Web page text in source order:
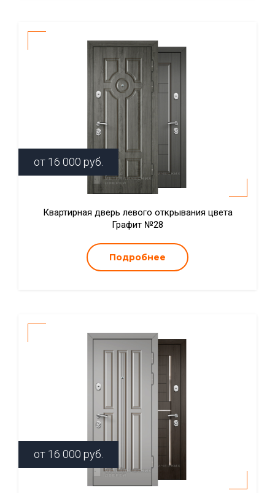
от 16 000 руб.
Квартирная дверь левого открывания цвета
Графит №28
Подробнее
от 16 000 руб.